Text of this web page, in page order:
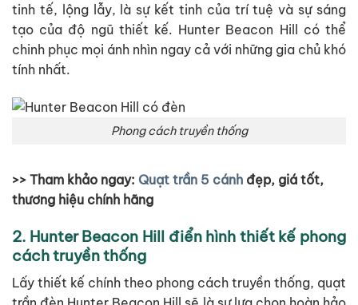
tinh tế, lộng lẫy, là sự kết tinh của trí tuệ và sự sáng
tạo của độ ngũ thiết kế. Hunter Beacon Hill có thể
chinh phục mọi ánh nhìn ngay cả với những gia chủ khó
tính nhất.
Phong cách truyền thống
>> Tham khảo ngay: Quạt trần 5 cánh đẹp, giá tốt,
thương hiệu chính hãng
2. Hunter Beacon Hill điển hình thiết kế phong
cách truyền thống
Lấy thiết kế chính theo phong cách truyền thống, quạt